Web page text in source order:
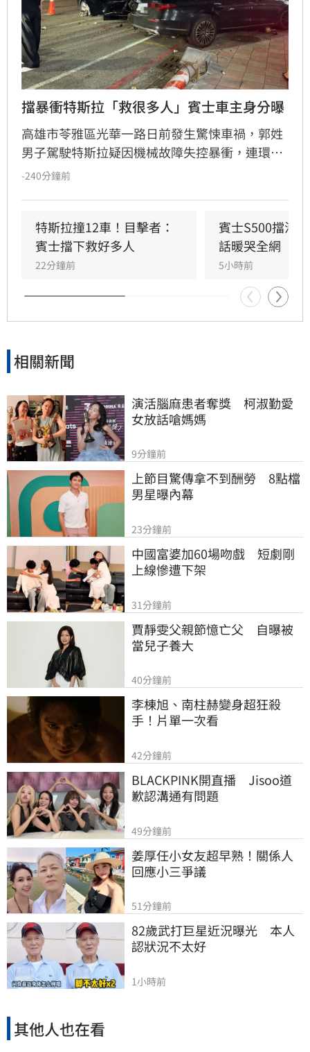
擋暴衝特斯拉「救很多人」賓士車主身分曝
高雄市苓雅區光華一路日前發生驚悚車禍，郭姓
男子駕駛特斯拉疑因機械故障失控暴衝，連環撞
擊12輛汽機車及單車，所幸僅造成3人輕傷。肇
光，竟是擁有1.4萬粉絲的網紅「超級土豆粉」，
同時也是嘉義知名甜甜圈店老闆。
-240分鐘前
特斯拉撞12車！目擊者：
賓士擋下救好多人
22分鐘前
賓士S500擋浩
話暖哭全網
5小時前
相關新聞
演活腦麻患者奪獎　柯淑勤愛
女放話嗆媽媽
9分鐘前
上節目驚傳拿不到酬勞　8點檔
男星曝內幕
23分鐘前
中國富婆加60場吻戲　短劇剛
上線慘遭下架
31分鐘前
賈靜雯父親節憶亡父　自曝被
當兒子養大
40分鐘前
李棟旭、南柱赫變身超狂殺
手！片單一次看
42分鐘前
BLACKPINK開直播　Jisoo道
歉認溝通有問題
49分鐘前
姜厚任小女友超早熟！關係人
回應小三爭議
51分鐘前
82歲武打巨星近況曝光　本人
認狀況不太好
1小時前
其他人也在看